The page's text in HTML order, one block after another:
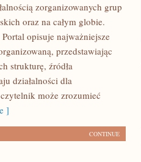
zorganizowanych grup
oraz na całym globie.
opisuje najważniejsze
przedstawiając
strukturę, źródła
działalności dla
może zrozumieć
]
CONTINUE